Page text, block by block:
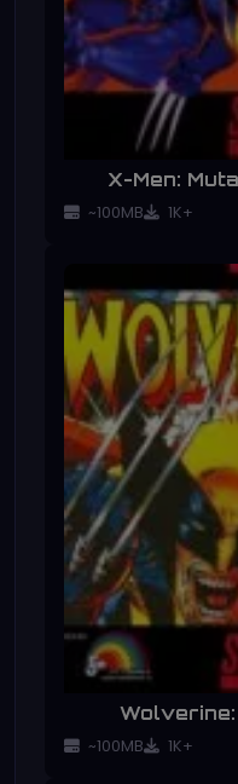
X-Men:
~100MB 1K+
~100MB 1K+